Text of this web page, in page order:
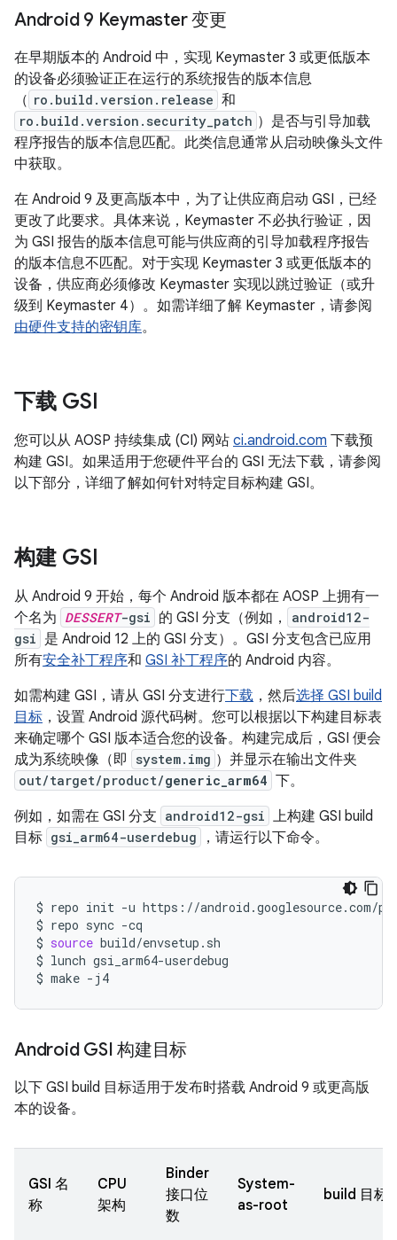
Android 9 Keymaster 变更
在早期版本的 Android 中，实现 Keymaster 3 或更低版本
的设备必须验证正在运行的系统报告的版本信息
（ ro.build.version.release 和
ro.build.version.security_patch ）是否与引导加载
程序报告的版本信息匹配。此类信息通常从启动映像头文件
中获取。
在 Android 9 及更高版本中，为了让供应商启动 GSI，已经
更改了此要求。具体来说，Keymaster 不必执行验证，因
为 GSI 报告的版本信息可能与供应商的引导加载程序报告
的版本信息不匹配。对于实现 Keymaster 3 或更低版本的
设备，供应商必须修改 Keymaster 实现以跳过验证（或升
级到 Keymaster 4）。如需详细了解 Keymaster，请参阅
由硬件支持的密钥库。
下载 GSI
您可以从 AOSP 持续集成 (CI) 网站 ci.android.com 下载预
构建 GSI。如果适用于您硬件平台的 GSI 无法下载，请参阅
以下部分，详细了解如何针对特定目标构建 GSI。
构建 GSI
从 Android 9 开始，每个 Android 版本都在 AOSP 上拥有一
个名为 DESSERT-gsi 的 GSI 分支（例如，
android12-
gsi 是 Android 12 上的 GSI 分支）。GSI 分支包含已应用
所有安全补丁程序和 GSI 补丁程序的 Android 内容。
如需构建 GSI，请从 GSI 分支进行下载 ，然后选择 GSI build
目标 ，设置 Android 源代码树。您可以根据以下构建目标表
来确定哪个 GSI 版本适合您的设备。构建完成后，GSI 便会
成为系统映像（即
system.img ）并显示在输出文件夹
out/target/product/generic_arm64 下。
例如，如需在 GSI 分支 android12-gsi 上构建 GSI build
目标 gsi_arm64-userdebug ，请运行以下命令。
$ repo init -u https://android.googlesource.com/
$ repo sync -cq
$ source build/envsetup.sh
$ lunch gsi_arm64-userdebug
$ make -j4
Android GSI 构建目标
以下 GSI build 目标适用于发布时搭载 Android 9 或更高版
本的设备。
GSI 名
称
CPU
架构
Binder
接口位
数
System-
as-root
build 目标